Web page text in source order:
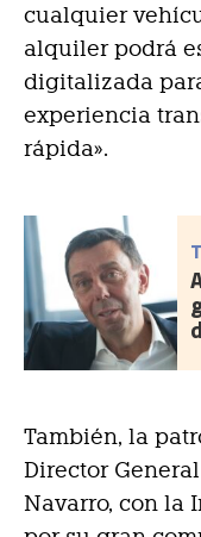
cualquier
alquiler podrá
digitalizada
experiencia
rápida».
También, la
Director
Navarro, con la